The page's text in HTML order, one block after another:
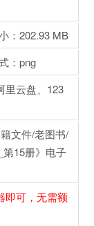
：202.93 MB
：png
里云盘、123
文件/老图书/
第15册》电子
即可，无需额